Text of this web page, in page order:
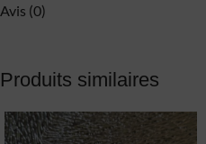
Avis (0)
Produits similaires